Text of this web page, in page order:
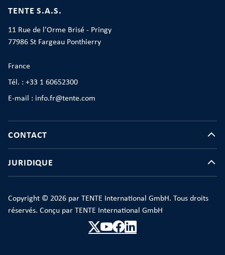
TENTE S.A.S.
11 Rue de l'Orme Brisé - Pringy
77986 St Fargeau Ponthierry
France
Tél. : +33 1 60652300
E-mail : info.fr@tente.com
CONTACT
JURIDIQUE
Copyright © 2026 par TENTE International GmbH. Tous droits
réservés. Conçu par TENTE International GmbH